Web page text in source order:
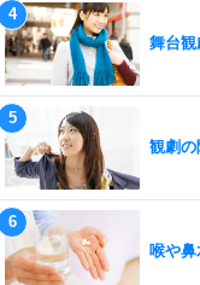
舞台観
観劇の
喉や鼻